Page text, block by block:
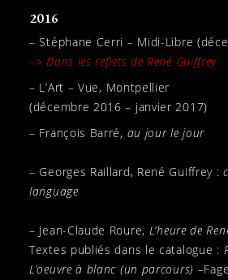
2016
– Stéphane Cerri – Midi-Libre
–> Dans les reflets de René Guiffrey
– L’Art – Vue, Montpellier
(décembre 2016 – janvier 2017)
– François Barré, au jour le jour
– Georges Raillard, René Guiffrey :
language
– Jean-Claude Roure, L’heure de
Textes publiés dans le catalogue :
L’oeuvre à blanc (un parcours) –